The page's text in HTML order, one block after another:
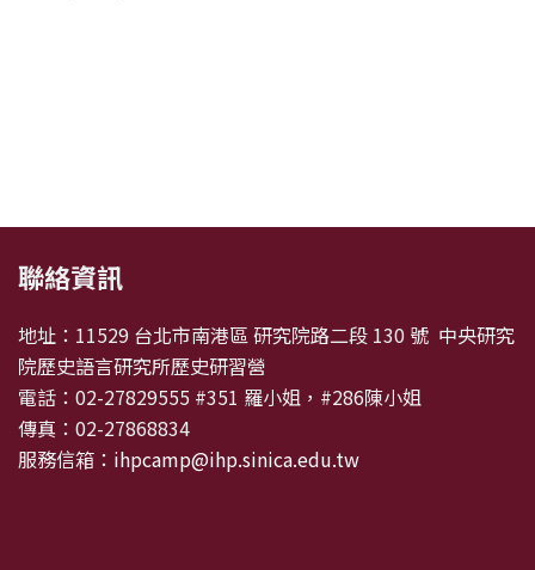
聯絡資訊
地址：11529 台北市南港區 研究院路二段 130 號 中央研究
院歷史語言研究所歷史研習營
電話：02-27829555 #351 羅小姐，#286陳小姐
傳真：02-27868834
服務信箱： ihpcamp@ihp.sinica.edu.tw